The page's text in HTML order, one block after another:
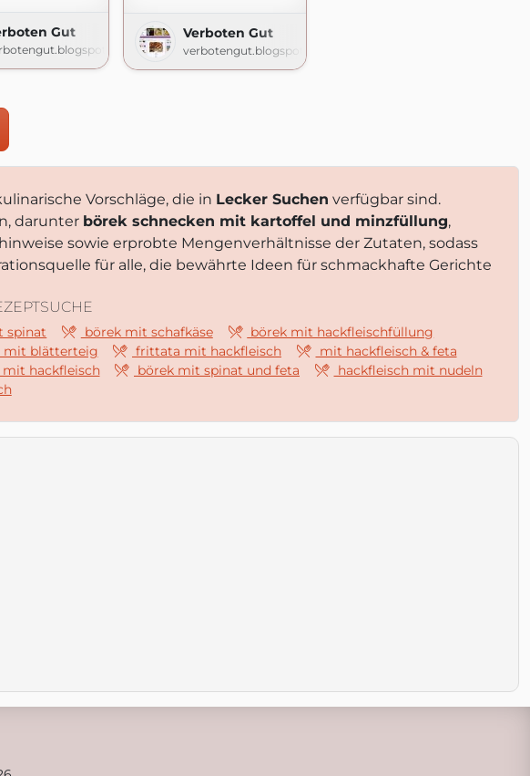
Gut Verboten Gut
verbotengut.blogspot.com
Vorschläge, die in Lecker Suchen verfügbar sind.
darunter börek schnecken mit kartoffel und minzfüllung,
sowie erprobte Mengenverhältnisse der Zutaten, sodass
für alle, die bewährte Ideen für schmackhafte Gerichte
spinat börek mit schafkäse
börek mit hackfleischfüllung
mit blätterteig frittata mit hackfleisch
mit hackfleisch & feta
hackfleisch börek mit spinat und feta
hackfleisch mit nudeln